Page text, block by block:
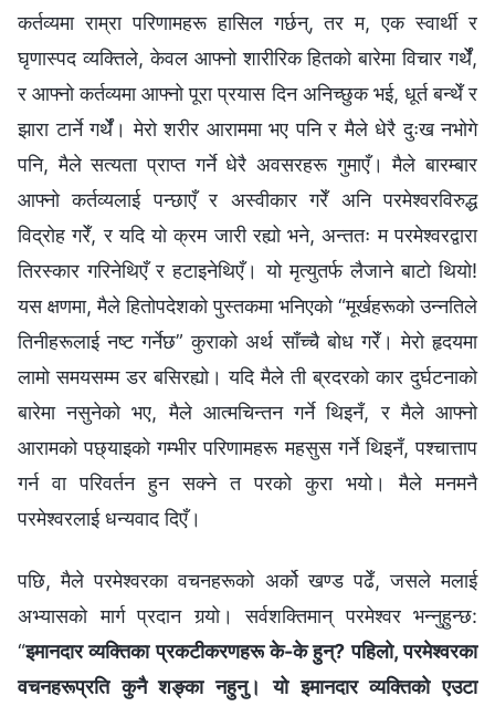
कर्तव्यमा राम्रा परिणामहरू हासिल गर्छन्, तर म, एक स्वार्थी र
घृणास्पद व्यक्तिले, केवल आफ्नो शारीरिक हितको बारेमा विचार गर्थेँ,
र आफ्नो कर्तव्यमा आफ्नो पूरा प्रयास दिन अनिच्छुक भई, धूर्त बन्थेँ र
झारा टार्ने गर्थेँ। मेरो शरीर आराममा भए पनि र मैले धेरै दुःख नभोगे
पनि, मैले सत्यता प्राप्त गर्ने धेरै अवसरहरू गुमाएँ। मैले बारम्बार
आफ्नो कर्तव्यलाई पन्छाएँ र अस्वीकार गरेँ अनि परमेश्‍वरविरुद्ध
विद्रोह गरेँ, र यदि यो क्रम जारी रह्यो भने, अन्ततः म परमेश्‍वरद्वारा
तिरस्कार गरिनेथिएँ र हटाइनेथिएँ। यो मृत्युतर्फ लैजाने बाटो थियो!
यस क्षणमा, मैले हितोपदेशको पुस्तकमा भनिएको “मूर्खहरूको उन्नतिले
तिनीहरूलाई नष्ट गर्नेछ” कुराको अर्थ साँच्चै बोध गरेँ। मेरो हृदयमा
लामो समयसम्म डर बसिरह्यो। यदि मैले ती ब्रदरको कार दुर्घटनाको
बारेमा नसुनेको भए, मैले आत्मचिन्तन गर्ने थिइनँ, र मैले आफ्नो
आरामको पछ्याइको गम्भीर परिणामहरू महसुस गर्ने थिइनँ, पश्चात्ताप
गर्न वा परिवर्तन हुन सक्ने त परको कुरा भयो। मैले मनमनै
परमेश्‍वरलाई धन्यवाद दिएँ।
पछि, मैले परमेश्‍वरका वचनहरूको अर्को खण्ड पढेँ, जसले मलाई
अभ्यासको मार्ग प्रदान गर्‍यो। सर्वशक्तिमान्‌ परमेश्‍वर भन्‍नुहुन्छ:
“इमानदार व्यक्तिका प्रकटीकरणहरू के-के हुन्? पहिलो, परमेश्‍वरका
वचनहरूप्रति कुनै शङ्का नहुनु। यो इमानदार व्यक्तिको एउटा